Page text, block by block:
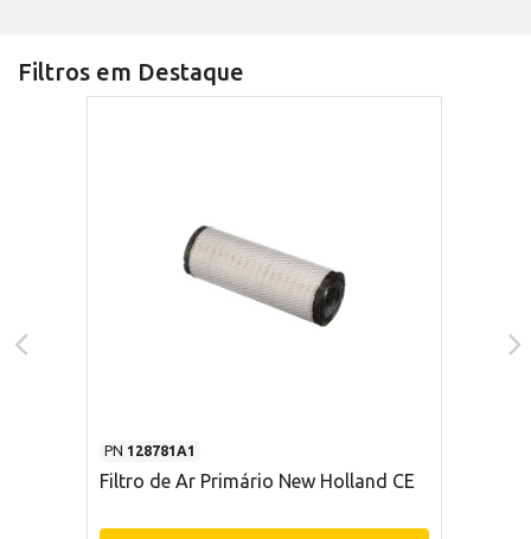
Filtros em Destaque
PN 128781A1
Filtro de Ar Primário New Holland CE